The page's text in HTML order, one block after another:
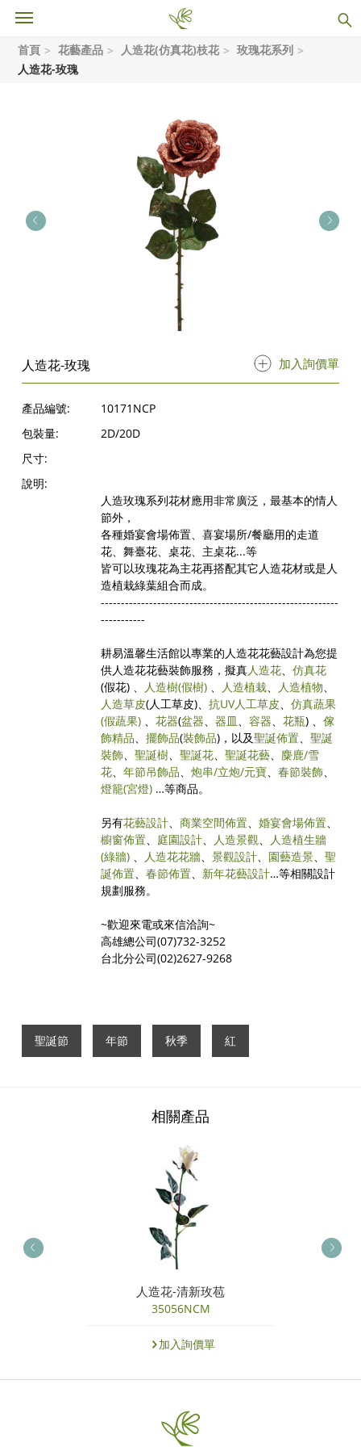
首頁 花藝產品 人造花(仿真花)枝花
玫瑰花系列
人造花-玫瑰
人造花-玫瑰 加入詢價單
產品編號:
10171NCP
包裝量:
2D/20D
尺寸:
說明:
人造玫瑰系列花材應用非常廣泛，最基本的情人
節外，
各種婚宴會場佈置、喜宴場所/餐廳用的走道
花、舞臺花、桌花、主桌花...等
皆可以玫瑰花為主花再搭配其它人造花材或是人
造植栽綠葉組合而成。
-----------------------------------------------------------
-----------
耕易溫馨生活館以專業的人造花花藝設計為您提
供人造花花藝裝飾服務，擬真人造花、仿真花
(假花) 、 人造樹(假樹) 、 人造植栽、 人造植物、
人造草皮(人工草皮)、抗UV人工草皮、仿真蔬果
(假蔬果) 、花器(盆器、器皿、容器、花瓶) 、傢
飾精品、擺飾品(裝飾品)，以及聖誕佈置、聖誕
裝飾、聖誕樹、聖誕花、聖誕花藝、 麋鹿/雪
花、年節吊飾品、炮串/立炮/元寶、春節裝飾、
燈籠(宮燈) …等商品。
另有花藝設計、商業空間佈置、婚宴會場佈置、
櫥窗佈置、 庭園設計、 人造景觀、 人造植生牆
(綠牆) 、 人造花花牆、景觀設計、 園藝造景、聖
誕佈置、春節佈置、 新年花藝設計…等相關設計
規劃服務。
~歡迎來電或來信洽詢~
高雄總公司(07)732-3252
台北分公司(02)2627-9268
聖誕節 年節 秋季 紅
相關產品
人造花-清新玫苞
35056NCM
加入詢價單